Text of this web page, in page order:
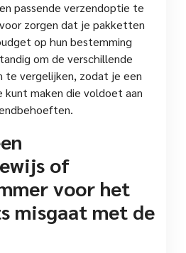
passende verzendoptie te
zorgen dat je pakketten
op hun bestemming
om de verschillende
te vergelijken, zodat je een
kunt maken die voldoet aan
of
voor het
misgaat met de